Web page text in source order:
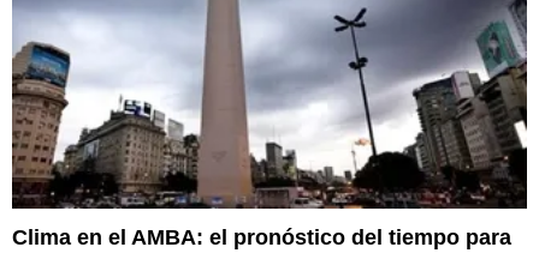
Clima en el AMBA: el pronóstico del tiempo para